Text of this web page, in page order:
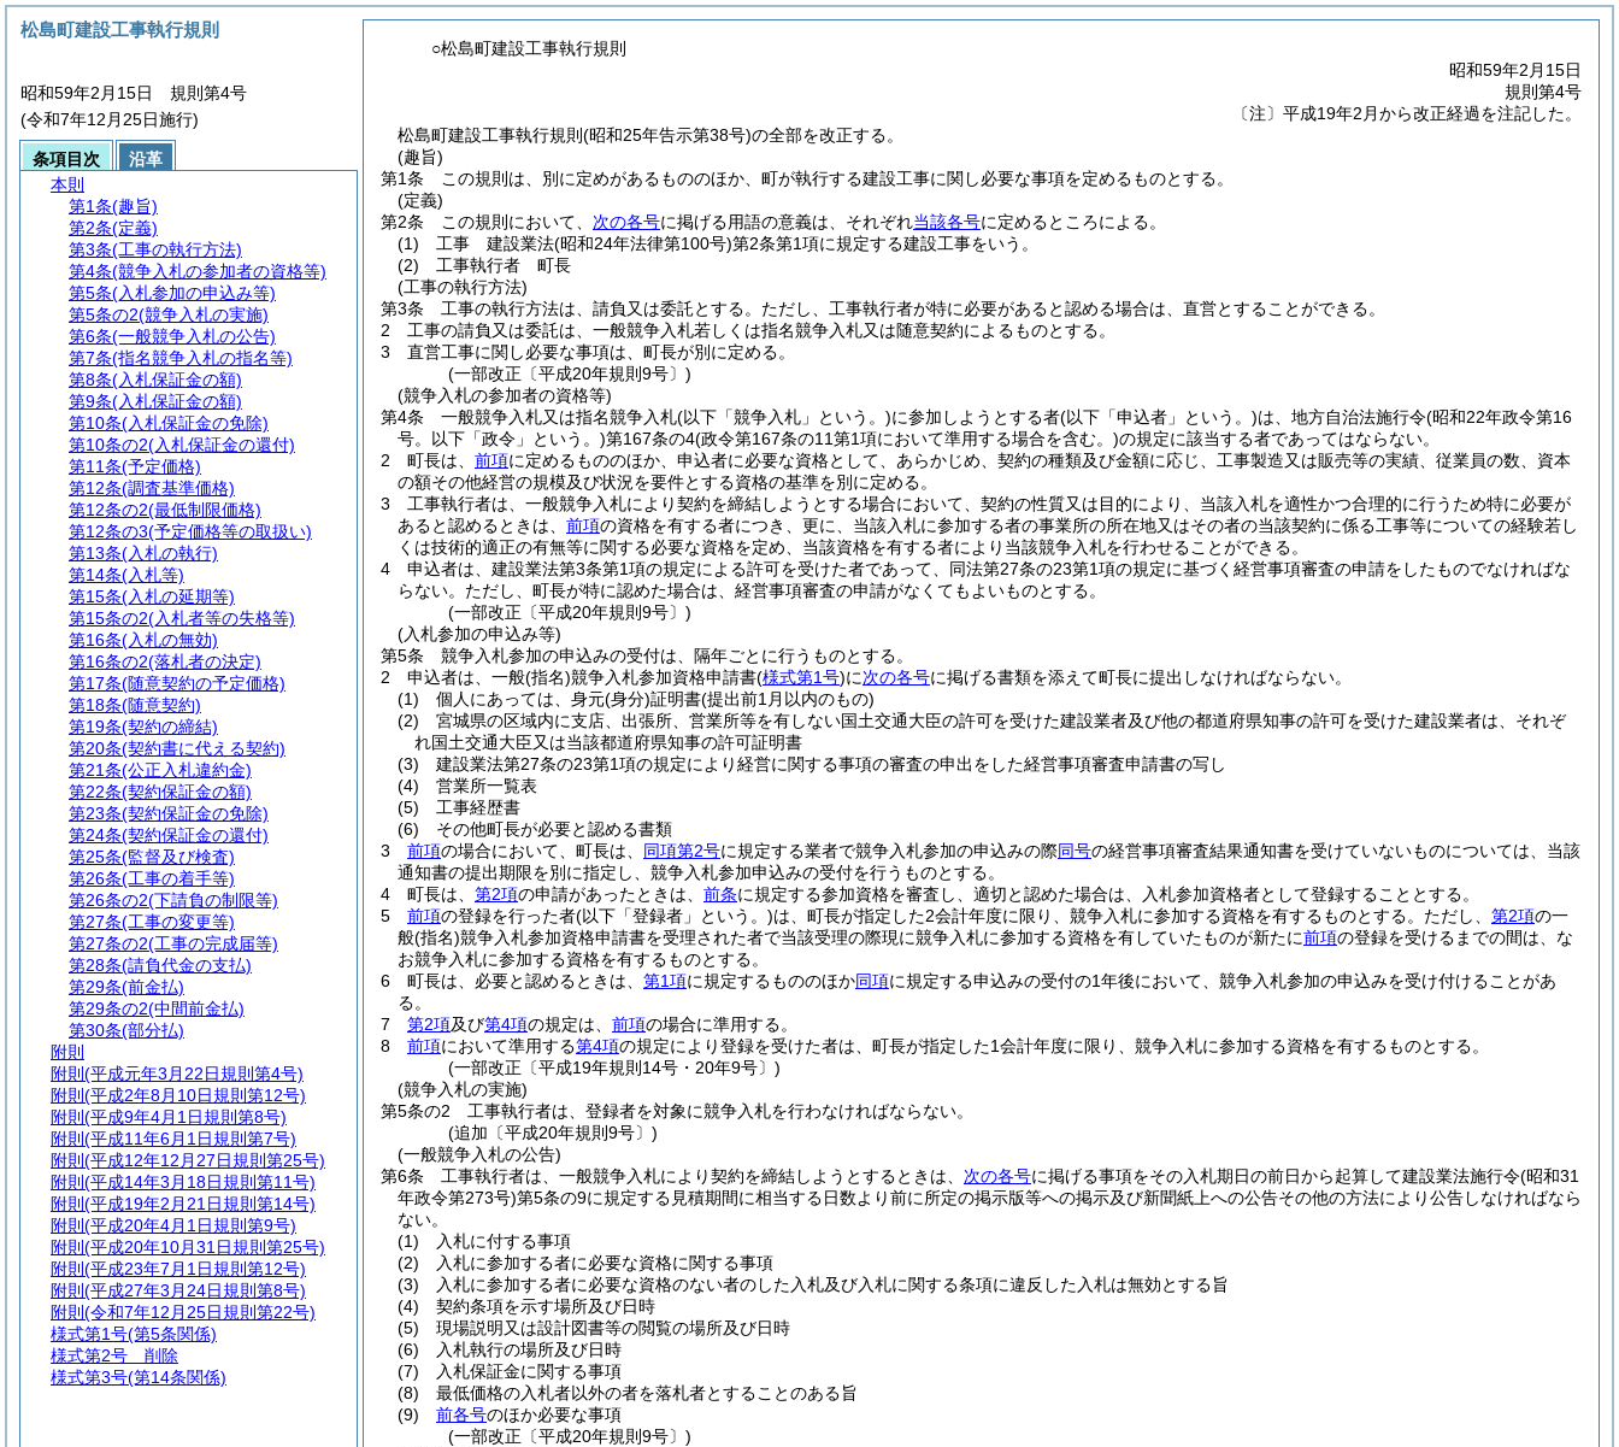
○松島町建設工事執行規則
昭和59年2月15日
規則第4号
〔注〕平成19年2月から改正経過を注記した。
松島町建設工事執行規則(昭和25年告示第38号)の全部を改正する。
(趣旨)
第1条
この規則は、別に定めがあるもののほか、町が執行する建設工事に関し必要な事項を定めるものとする。
(定義)
第2条
この規則において、 次の各号に掲げる用語の意義は、それぞれ当該各号に定めるところによる。
(1)
工事 建設業法(昭和24年法律第100号)第2条第1項に規定する建設工事をいう。
(2)
工事執行者 町長
(工事の執行方法)
第3条
工事の執行方法は、請負又は委託とする。 ただし、工事執行者が特に必要があると認める場合は、直営とすることができる。
2
工事の請負又は委託は、一般競争入札若しくは指名競争入札又は随意契約によるものとする。
3
直営工事に関し必要な事項は、町長が別に定める。
(一部改正〔平成20年規則9号〕)
(競争入札の参加者の資格等)
第4条
一般競争入札又は指名競争入札(以下「競争入札」という。)に参加しようとする者(以下「申込者」という。)は、地方自治法施行令(昭和22年政令第16
号。以下「政令」という。)第167条の4(政令第167条の11第1項において準用する場合を含む。)の規定に該当する者であってはならない。
2
町長は、 前項に定めるもののほか、申込者に必要な資格として、あらかじめ、契約の種類及び金額に応じ、工事製造又は販売等の実績、従業員の数、資本
の額その他経営の規模及び状況を要件とする資格の基準を別に定める。
3
工事執行者は、一般競争入札により契約を締結しようとする場合において、契約の性質又は目的により、当該入札を適性かつ合理的に行うため特に必要が
あると認めるときは、 前項の資格を有する者につき、更に、当該入札に参加する者の事業所の所在地又はその者の当該契約に係る工事等についての経験若し
くは技術的適正の有無等に関する必要な資格を定め、当該資格を有する者により当該競争入札を行わせることができる。
4
申込者は、建設業法第3条第1項の規定による許可を受けた者であって、同法第27条の23第1項の規定に基づく経営事項審査の申請をしたものでなければな
らない。 ただし、町長が特に認めた場合は、経営事項審査の申請がなくてもよいものとする。
(一部改正〔平成20年規則9号〕)
(入札参加の申込み等)
第5条
競争入札参加の申込みの受付は、隔年ごとに行うものとする。
2
申込者は、一般(指名)競争入札参加資格申請書(様式第1号)に次の各号に掲げる書類を添えて町長に提出しなければならない。
(1)
個人にあっては、身元(身分)証明書(提出前1月以内のもの)
(2)
宮城県の区域内に支店、出張所、営業所等を有しない国土交通大臣の許可を受けた建設業者及び他の都道府県知事の許可を受けた建設業者は、それぞ
れ国土交通大臣又は当該都道府県知事の許可証明書
(3)
建設業法第27条の23第1項の規定により経営に関する事項の審査の申出をした経営事項審査申請書の写し
(4)
営業所一覧表
(5)
工事経歴書
(6)
その他町長が必要と認める書類
3
前項の場合において、町長は、 同項第2号に規定する業者で競争入札参加の申込みの際同号の経営事項審査結果通知書を受けていないものについては、当該
通知書の提出期限を別に指定し、競争入札参加申込みの受付を行うものとする。
4
町長は、 第2項の申請があったときは、 前条に規定する参加資格を審査し、適切と認めた場合は、入札参加資格者として登録することとする。
5
前項の登録を行った者(以下「登録者」という。)は、町長が指定した2会計年度に限り、競争入札に参加する資格を有するものとする。 ただし、 第2項の一
般(指名)競争入札参加資格申請書を受理された者で当該受理の際現に競争入札に参加する資格を有していたものが新たに前項の登録を受けるまでの間は、な
お競争入札に参加する資格を有するものとする。
6
町長は、必要と認めるときは、 第1項に規定するもののほか同項に規定する申込みの受付の1年後において、競争入札参加の申込みを受け付けることがあ
る。
7
第2項及び第4項の規定は、 前項の場合に準用する。
8
前項において準用する第4項の規定により登録を受けた者は、町長が指定した1会計年度に限り、競争入札に参加する資格を有するものとする。
(一部改正〔平成19年規則14号・20年9号〕)
(競争入札の実施)
第5条の2
工事執行者は、登録者を対象に競争入札を行わなければならない。
(追加〔平成20年規則9号〕)
(一般競争入札の公告)
第6条
工事執行者は、一般競争入札により契約を締結しようとするときは、 次の各号に掲げる事項をその入札期日の前日から起算して建設業法施行令(昭和31
年政令第273号)第5条の9に規定する見積期間に相当する日数より前に所定の掲示版等への掲示及び新聞紙上への公告その他の方法により公告しなければなら
ない。
(1)
入札に付する事項
(2)
入札に参加する者に必要な資格に関する事項
(3)
入札に参加する者に必要な資格のない者のした入札及び入札に関する条項に違反した入札は無効とする旨
(4)
契約条項を示す場所及び日時
(5)
現場説明又は設計図書等の閲覧の場所及び日時
(6)
入札執行の場所及び日時
(7)
入札保証金に関する事項
(8)
最低価格の入札者以外の者を落札者とすることのある旨
(9)
前各号のほか必要な事項
(一部改正〔平成20年規則9号〕)
松島町建設工事執行規則
昭和59年2月15日 規則第4号
(令和7年12月25日施行)
条項目次
沿革
本則
第1条(趣旨)
第2条(定義)
第3条(工事の執行方法)
第4条(競争入札の参加者の資格等)
第5条(入札参加の申込み等)
第5条の2(競争入札の実施)
第6条(一般競争入札の公告)
第7条(指名競争入札の指名等)
第8条(入札保証金の額)
第9条(入札保証金の額)
第10条(入札保証金の免除)
第10条の2(入札保証金の還付)
第11条(予定価格)
第12条(調査基準価格)
第12条の2(最低制限価格)
第12条の3(予定価格等の取扱い)
第13条(入札の執行)
第14条(入札等)
第15条(入札の延期等)
第15条の2(入札者等の失格等)
第16条(入札の無効)
第16条の2(落札者の決定)
第17条(随意契約の予定価格)
第18条(随意契約)
第19条(契約の締結)
第20条(契約書に代える契約)
第21条(公正入札違約金)
第22条(契約保証金の額)
第23条(契約保証金の免除)
第24条(契約保証金の還付)
第25条(監督及び検査)
第26条(工事の着手等)
第26条の2(下請負の制限等)
第27条(工事の変更等)
第27条の2(工事の完成届等)
第28条(請負代金の支払)
第29条(前金払)
第29条の2(中間前金払)
第30条(部分払)
附則
附則 (平成元年3月22日規則第4号)
附則 (平成2年8月10日規則第12号)
附則 (平成9年4月1日規則第8号)
附則 (平成11年6月1日規則第7号)
附則 (平成12年12月27日規則第25号)
附則 (平成14年3月18日規則第11号)
附則 (平成19年2月21日規則第14号)
附則 (平成20年4月1日規則第9号)
附則 (平成20年10月31日規則第25号)
附則 (平成23年7月1日規則第12号)
附則 (平成27年3月24日規則第8号)
附則 (令和7年12月25日規則第22号)
様式第1号(第5条関係)
様式第2号 削除
様式第3号(第14条関係)